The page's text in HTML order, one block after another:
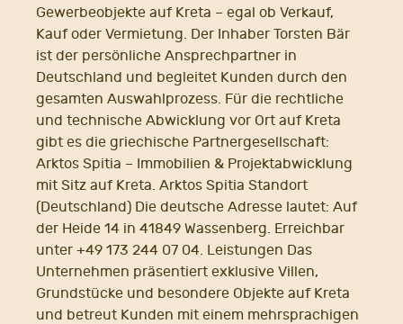
Gewerbeobjekte auf Kreta – egal ob Verkauf,
Kauf oder Vermietung. Der Inhaber Torsten Bär
ist der persönliche Ansprechpartner in
Deutschland und begleitet Kunden durch den
gesamten Auswahlprozess. Für die rechtliche
und technische Abwicklung vor Ort auf Kreta
gibt es die griechische Partnergesellschaft:
Arktos Spitia – Immobilien & Projektabwicklung
mit Sitz auf Kreta. Arktos Spitia Standort
(Deutschland) Die deutsche Adresse lautet: Auf
der Heide 14 in 41849 Wassenberg. Erreichbar
unter +49 173 244 07 04. Leistungen Das
Unternehmen präsentiert exklusive Villen,
Grundstücke und besondere Objekte auf Kreta
und betreut Kunden mit einem mehrsprachigen